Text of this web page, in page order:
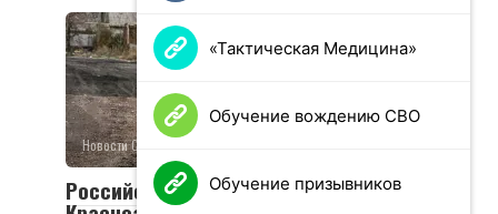
Новости СВО
Российская армия освободила
«Тактическая Медицина»
Обучение вождению СВО
Обучение призывников